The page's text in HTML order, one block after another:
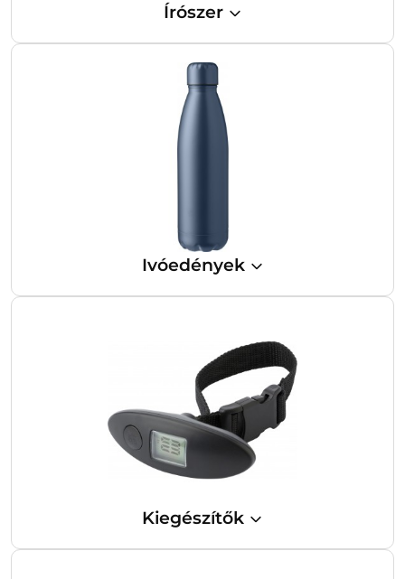
Írószer
Ivóedények
Kiegészítők